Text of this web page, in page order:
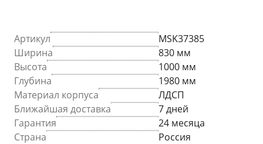
Артикул
MSK37385
Ширина
830 мм
Высота
1000 мм
Глубина
1980 мм
Материал корпуса
ЛДСП
Ближайшая доставка
7 дней
Гарантия
24 месяца
Страна
Россия